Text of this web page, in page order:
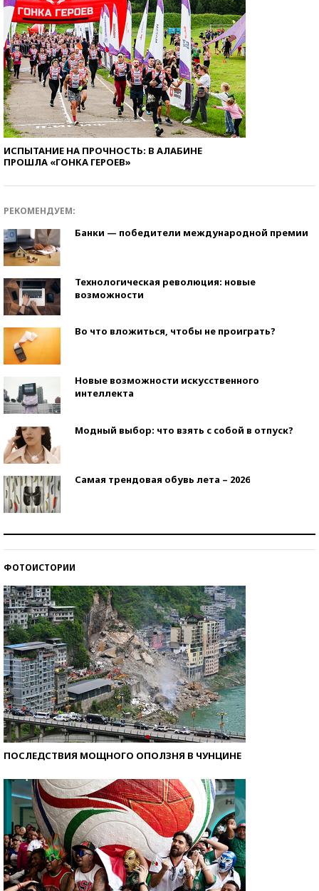
ИСПЫТАНИЕ НА ПРОЧНОСТЬ: В АЛАБИНЕ
ПРОШЛА «ГОНКА ГЕРОЕВ»
РЕКОМЕНДУЕМ:
Банки — победители международной премии
Технологическая революция: новые
возможности
Во что вложиться, чтобы не проиграть?
Новые возможности искусственного
интеллекта
Модный выбор: что взять с собой в отпуск?
Самая трендовая обувь лета – 2026
ФОТОИСТОРИИ
ПОСЛЕДСТВИЯ МОЩНОГО ОПОЛЗНЯ В ЧУНЦИНЕ